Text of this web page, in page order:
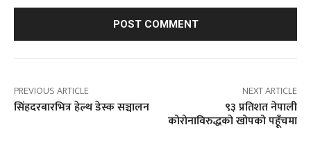
PREVIOUS ARTICLE
सिंहदरबारभित्र हेल्थ डेस्क सञ्चालन
NEXT ARTICLE
९३ प्रतिशत नेपाली
कोरोनाविरुद्धको खोपको पहूँचमा